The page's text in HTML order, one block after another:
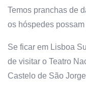
Temos pranchas de
os hóspedes
Se ficar em Lisboa
de visitar o Teatro
Castelo de São